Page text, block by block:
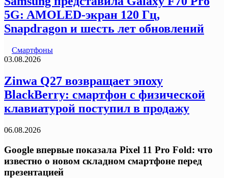
5G: AMOLED-экран 120 Гц,
Snapdragon и шесть лет обновлений
Смартфоны
03.08.2026
Zinwa Q27 возвращает эпоху
BlackBerry: смартфон с физической
клавиатурой поступил в продажу
06.08.2026
Google впервые показала Pixel 11 Pro Fold: что
известно о новом складном смартфоне перед
презентацией